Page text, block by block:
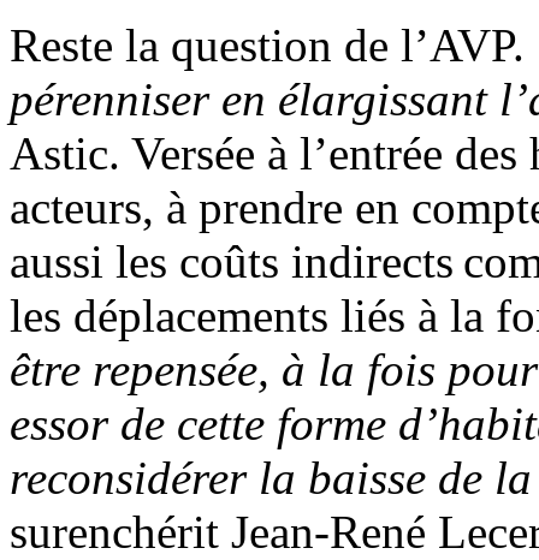
Reste la question de l’AVP.
pérenniser en élargissant
Astic. Versée à l’entrée
acteurs, à prendre en
aussi les coûts indirects
les déplacements liés à la
être repensée, à la fois
essor de cette forme
reconsidérer la baisse de
surenchérit Jean-René